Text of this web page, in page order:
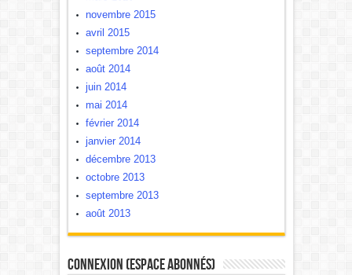
novembre 2015
avril 2015
septembre 2014
août 2014
juin 2014
mai 2014
février 2014
janvier 2014
décembre 2013
octobre 2013
septembre 2013
août 2013
Connexion (Espace Abonnés)